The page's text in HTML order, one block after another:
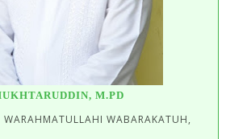
M.PD
WARAHMATULLAHI WABARAKATUH,